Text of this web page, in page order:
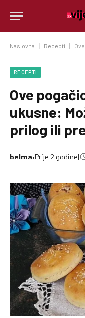
Naslovna Recepti Ove
RECEPTI
Ove
ukusne:
prilog ili
belma•Prije 2 godine|